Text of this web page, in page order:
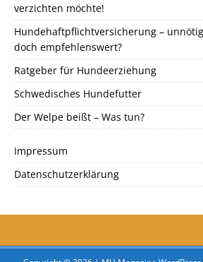
verzichten möchte!
Hundehaftpflichtversicherung –
doch empfehlenswert?
Ratgeber für Hundeerziehung
Schwedisches Hundefutter
Der Welpe beißt – Was tun?
Impressum
Datenschutzerklärung